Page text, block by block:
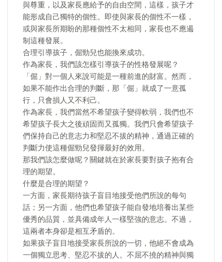
與尊重，以及家長應給予的自由空間，這樣，孩子才
能形成自己獨特的個性。即使與家長的個性不一樣，
或與家長所期盼的那種個性不太相同，家長也不應遏
制這種發展。
合理引導孩子，倔勁兒也能換來成功。
作為家長，我們該怎樣引導孩子的性格發展呢？
「倔」對一個人來說可能是一種前進的財富。然而，
如果不能作出合理的判斷，那「倔」就成了一意孤
行，只會損人又不利己。
作為家長，我們當然不希望孩子變得軟弱，我們也不
希望孩子長大之後頑固而又孤獨。我們只會希望孩子
們保持自己的意志力和堅忍不拔的精神，通過正確的
判斷力使這種倔勁兒發揮最好的效用。
那我們該怎麼做呢？關鍵就在於家長要對孩子抱有合
理的期望。
什麼是合理的期望？
一方面，家長期待孩子盲目地接受他們所說的每句
話；另一方面，他們也希望孩子能自發地培養出某些
優秀的品質，並具備成年人一樣堅強的意志。不過，
這兩者本身卻是相互矛盾的。
如果孩子盲目地接受家長所說的一切，他絕不會成為
一個獨立思考、堅忍不拔的人。不屈不撓的精神與獨